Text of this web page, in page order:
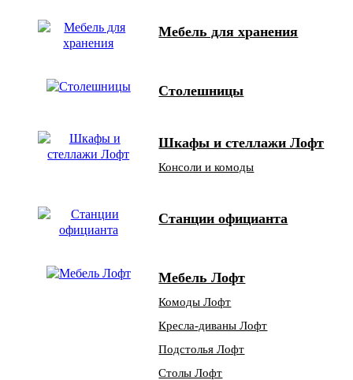
Мебель для хранения
Столешницы
Шкафы и стеллажи Лофт
Консоли и комоды
Станции официанта
Мебель Лофт
Комоды Лофт
Кресла-диваны Лофт
Подстолья Лофт
Столы Лофт